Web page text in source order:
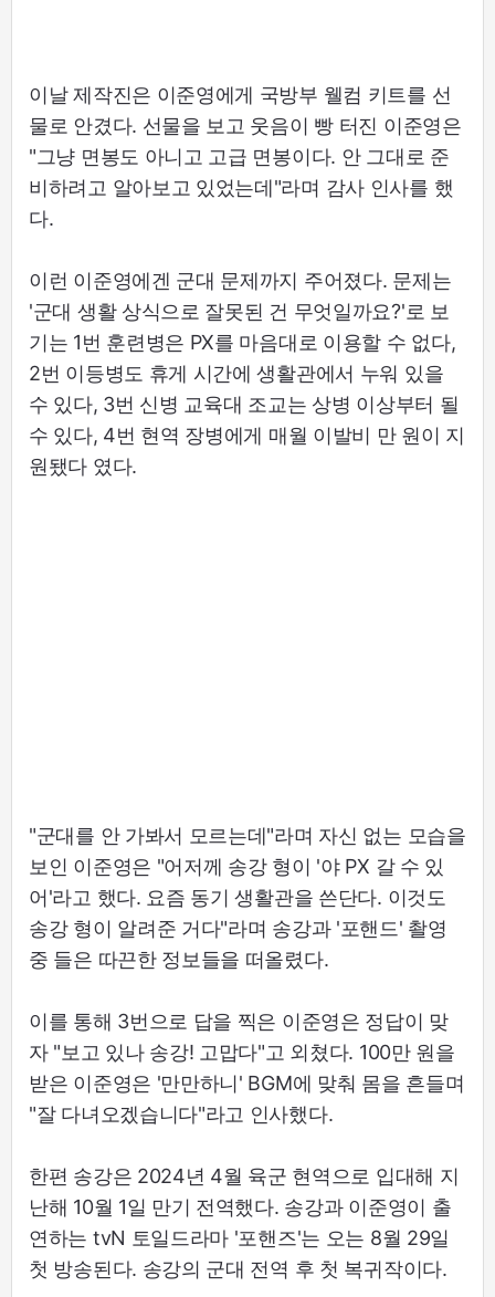
이날 제작진은 이준영에게 국방부 웰컴 키트를 선
물로 안겼다. 선물을 보고 웃음이 빵 터진 이준영은
"그냥 면봉도 아니고 고급 면봉이다. 안 그대로 준
비하려고 알아보고 있었는데"라며 감사 인사를 했
다.
이런 이준영에겐 군대 문제까지 주어졌다. 문제는
'군대 생활 상식으로 잘못된 건 무엇일까요?'로 보
기는 1번 훈련병은 PX를 마음대로 이용할 수 없다,
2번 이등병도 휴게 시간에 생활관에서 누워 있을
수 있다, 3번 신병 교육대 조교는 상병 이상부터 될
수 있다, 4번 현역 장병에게 매월 이발비 만 원이 지
원됐다 였다.
"군대를 안 가봐서 모르는데"라며 자신 없는 모습을
보인 이준영은 "어저께 송강 형이 '야 PX 갈 수 있
어'라고 했다. 요즘 동기 생활관을 쓴단다. 이것도
송강 형이 알려준 거다"라며 송강과 '포핸드' 촬영
중 들은 따끈한 정보들을 떠올렸다.
이를 통해 3번으로 답을 찍은 이준영은 정답이 맞
자 "보고 있나 송강! 고맙다"고 외쳤다. 100만 원을
받은 이준영은 '만만하니' BGM에 맞춰 몸을 흔들며
"잘 다녀오겠습니다"라고 인사했다.
한편 송강은 2024년 4월 육군 현역으로 입대해 지
난해 10월 1일 만기 전역했다. 송강과 이준영이 출
연하는 tvN 토일드라마 '포핸즈'는 오는 8월 29일
첫 방송된다. 송강의 군대 전역 후 첫 복귀작이다.